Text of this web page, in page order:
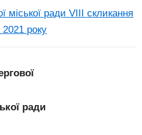
міської ради VІІI скликання
2021 року
ради